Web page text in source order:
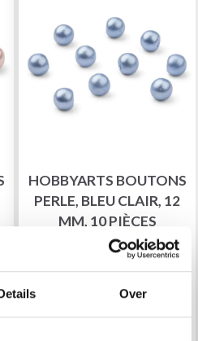
Over
HOBBYARTS BOUTONS
PERLE, BLEU CLAIR, 12
MM, 10 PIÈCES
EUR 2.95
Quantité